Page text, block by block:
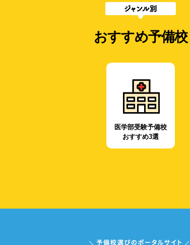
おすすめ予備校
医学部受験予備校
おすすめ3選